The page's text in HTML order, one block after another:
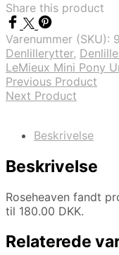
Share this product
Varenummer (SKU):
Denlillerytter,
LeMieux Mini Pony
Previous Product
Next Product
Beskrivelse
Beskrivelse
Roseheaven fandt
til 180.00 DKK.
Relaterede